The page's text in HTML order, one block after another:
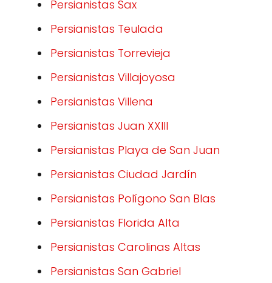
Persianistas Sax
Persianistas Teulada
Persianistas Torrevieja
Persianistas Villajoyosa
Persianistas Villena
Persianistas Juan XXIII
Persianistas Playa de San Juan
Persianistas Ciudad Jardín
Persianistas Polígono San Blas
Persianistas Florida Alta
Persianistas Carolinas Altas
Persianistas San Gabriel